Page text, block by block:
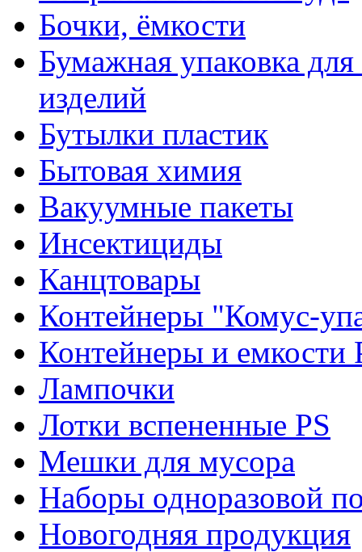
Бочки, ёмкости
Бумажная упаковка
изделий
Бутылки пластик
Бытовая химия
Вакуумные пакеты
Инсектициды
Канцтовары
Контейнеры "Комус-
Контейнеры и емкости
Лампочки
Лотки вспененные PS
Мешки для мусора
Наборы одноразовой
Новогодняя продукция